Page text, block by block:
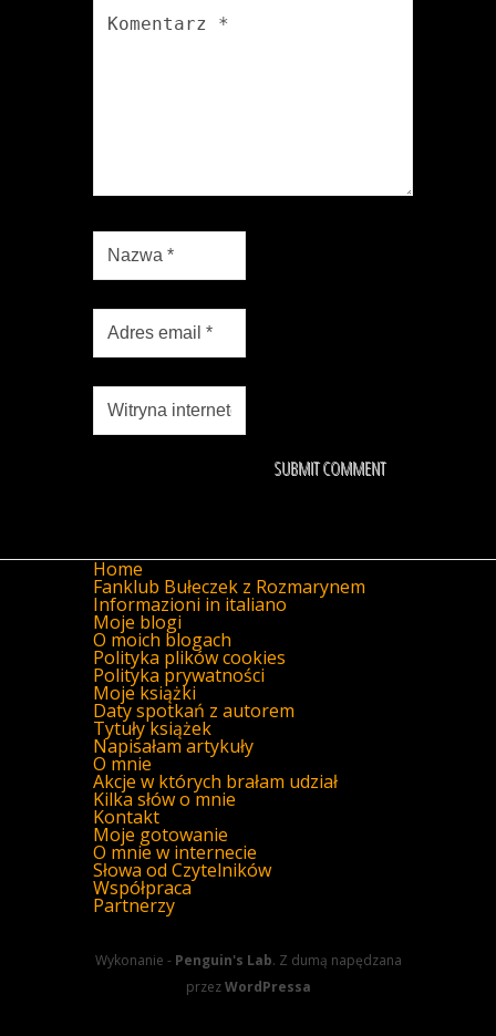
Home
Fanklub Bułeczek z Rozmarynem
Informazioni in italiano
Moje blogi
O moich blogach
Polityka plików cookies
Polityka prywatności
Moje książki
Daty spotkań z autorem
Tytuły książek
Napisałam artykuły
O mnie
Akcje w których brałam udział
Kilka słów o mnie
Kontakt
Moje gotowanie
O mnie w internecie
Słowa od Czytelników
Współpraca
Partnerzy
Wykonanie - Penguin's Lab. Z dumą napędzana
przezWordPressa